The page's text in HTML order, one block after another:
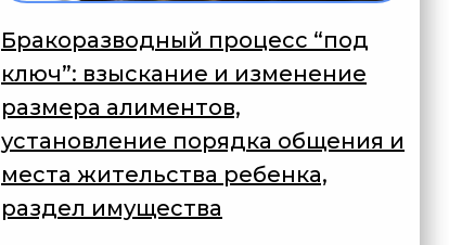
Бракоразводный процесс “под
ключ”: взыскание и изменение
размера алиментов,
установление порядка общения и
места жительства ребенка,
раздел имущества